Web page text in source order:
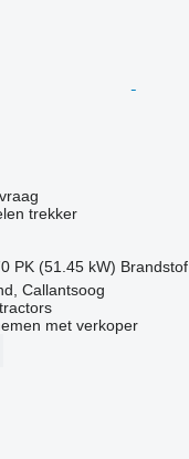
trekker
PK (51.45 kW) Brandstof
Callantsoog
met verkoper